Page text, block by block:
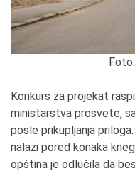
Konkurs za projekat
ministarstva prosvete,
posle prikupljanja
nalazi pored konaka
opština je odlučila da